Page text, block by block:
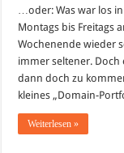
…oder: Was war los
Montags bis Freitags
Wochenende wieder
immer seltener. Doch
dann doch zu
kleines „Domain-
Weiterlesen »